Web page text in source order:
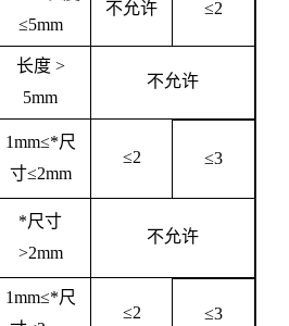
≤5mm
不允许 ≤2
长度 >
5mm
不允许
1mm≤*尺
寸≤2mm
≤2 ≤3
*尺寸
>2mm
不允许
1mm≤*尺
≤2 ≤3